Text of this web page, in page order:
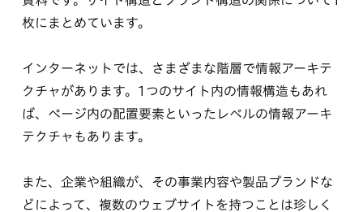
枚にまとめています。
インターネットでは、さまざまな階層で情報アーキテ
クチャがあります。1つのサイト内の情報構造もあれ
ば、ページ内の配置要素といったレベルの情報アーキ
テクチャもあります。
また、企業や組織が、その事業内容や製品ブランドな
どによって、複数のウェブサイトを持つことは珍しく